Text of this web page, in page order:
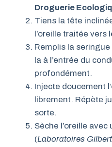
Droguerie
Tiens la tête
l’oreille traitée vers
Remplis la
la à l’entrée du
profondément.
Injecte doucement
librement. Répète
sorte.
Sèche l’oreille
(Laboratoires Gilbert